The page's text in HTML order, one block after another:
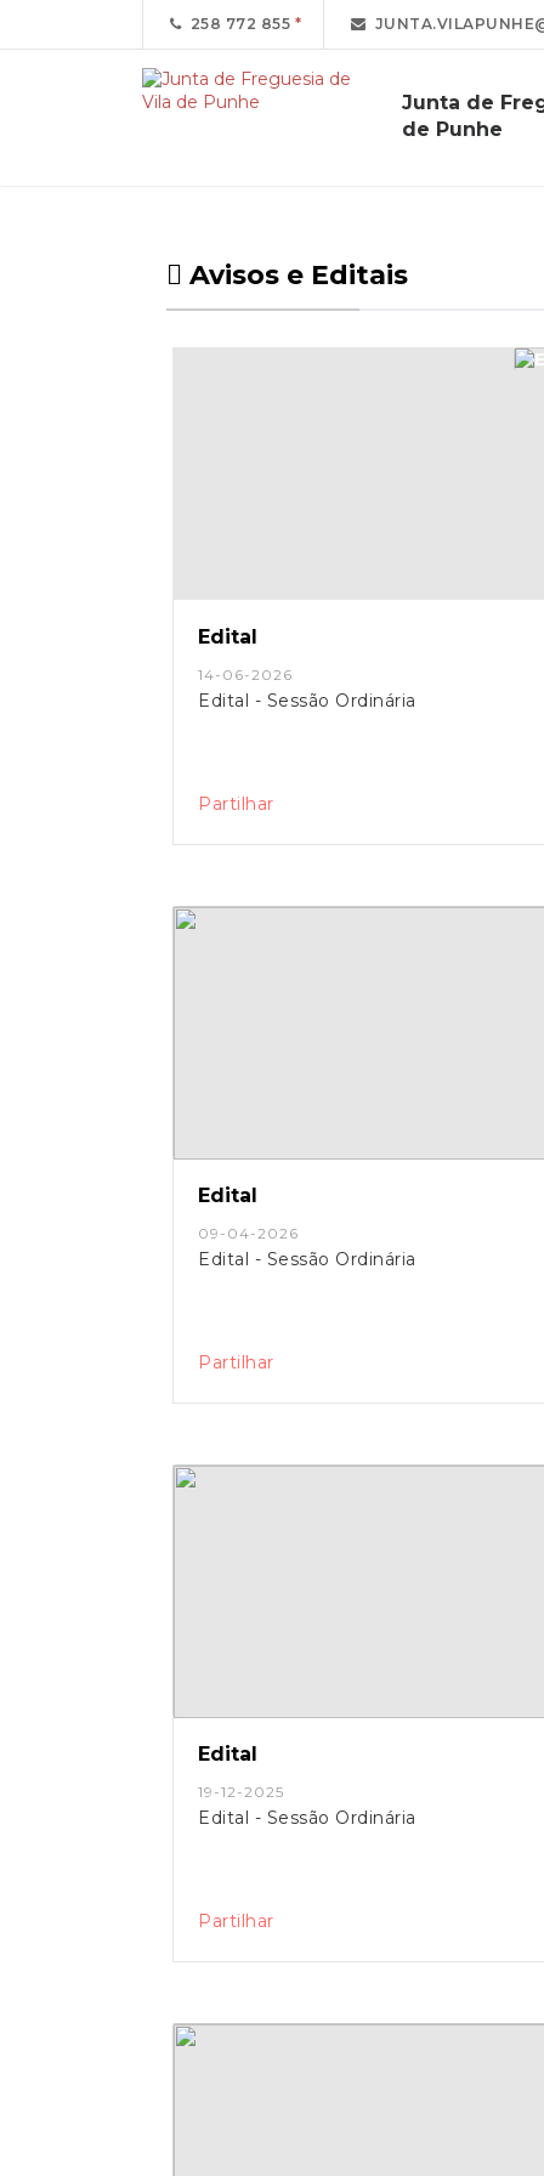
258 772 855
Junta de
de Punhe
Avisos e Editais
Edital
14-06-2026
Edital - Sessão Ordinária
Partilhar
Edital
09-04-2026
Edital - Sessão Ordinária
Partilhar
Edital
19-12-2025
Edital - Sessão Ordinária
Partilhar